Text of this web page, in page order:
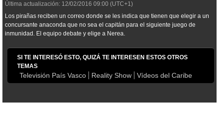
Última actualización: 12/02/2016 09:00 (UTC+1)
Los pirañas reciben un correo donde se les indica que tienen que elegir a un
concursante anaconda que no sea el capitán para el siguiente juego de
inmunidad. El equipo debate y elige a Nerea.
SI TE INTERESÓ ESTO, QUIZÁ TE INTERESEN ESTOS OTROS
TEMAS
Televisión País Vasco Reality Show Vídeos del Caribe